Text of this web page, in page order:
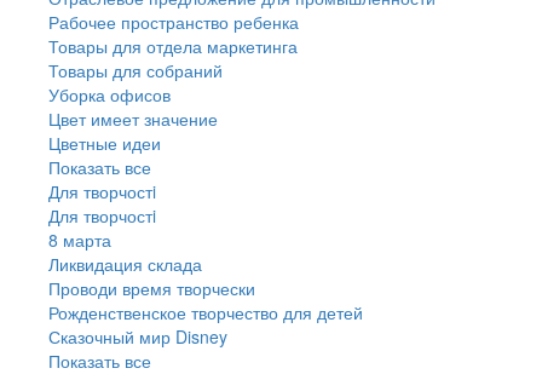
Рабочее пространство ребенка
Товары для отдела маркетинга
Товары для собраний
Уборка офисов
Цвет имеет значение
Цветные идеи
Показать все
Для творчостi
Для творчостi
8 марта
Ликвидация склада
Проводи время творчески
Рожденственское творчество для детей
Сказочный мир Disney
Показать все